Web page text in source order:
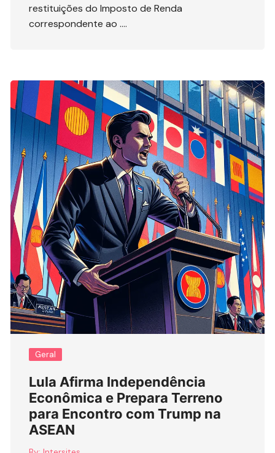
restituições do Imposto de Renda
correspondente ao ….
Geral
Lula Afirma Independência
Econômica e Prepara Terreno
para Encontro com Trump na
ASEAN